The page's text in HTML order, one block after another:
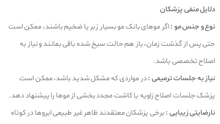
دلایل منفی پزشکان
نوع و جنس مو :اگر موهای بانک مو بسیار زبر یا ضخیم باشند، ممکن است
حتی پس از گذشت زمان، باز هم حالت سیخ‌ شده باقی بمانند و نیاز به
اصلاح تخصصی باشد.
نیاز به جلسات ترمیمی :در مواردی که مشکل شدید باشد، ممکن است
پزشک جلسات اصلاح زاویه یا کاشت مجدد بخشی از موها را پیشنهاد دهد.
نارضایتی زیبایی :برخی پزشکان معتقدند ظاهر غیر طبیعی ابروها در کوتاه‌